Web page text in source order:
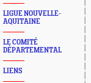
LIGUE NOUVELLE-
AQUITAINE
LE COMITÉ
DÉPARTEMENTAL
LIENS